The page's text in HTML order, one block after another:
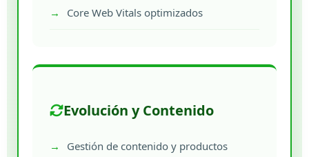
Core Web Vitals optimizados
Evolución y Contenido
Gestión de contenido y productos